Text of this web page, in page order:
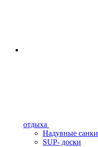
отдыха
Надувные санки
SUP- доски